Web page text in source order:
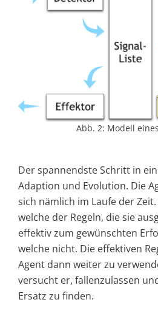
Abb. 2: Modell
Der spannendste Schritt in
Adaption und Evolution. Die
sich nämlich im Laufe der
welche der Regeln, die sie
effektiv zum gewünschten
welche nicht. Die effektiven
Agent dann weiter zu
versucht er, fallenzulassen
Ersatz zu finden.